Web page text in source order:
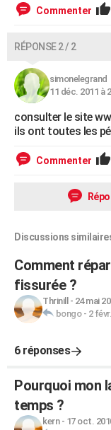
Commenter
RÉPONSE 2 / 2
simonelegrand
11 déc. 2011 à
consulter le site
ils ont toutes les
Commenter
Discussions
Comment
fissurée ?
Thrinill - 24 mai
bongo- 2
6 réponses
Pourquoi mon
temps ?
kern- 17 oct.